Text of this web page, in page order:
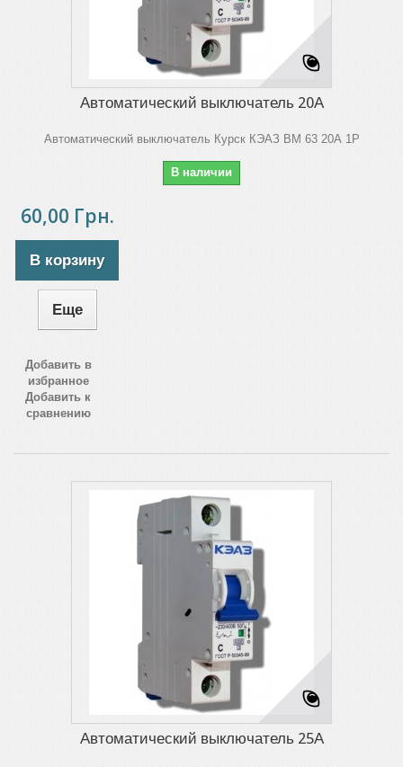
Автоматический выключатель 20А
Автоматический выключатель Курск КЭАЗ ВМ 63 20А 1Р
В наличии
60,00 Грн.
В корзину
Еще
Добавить в
избранное
Добавить к
сравнению
Автоматический выключатель 25А